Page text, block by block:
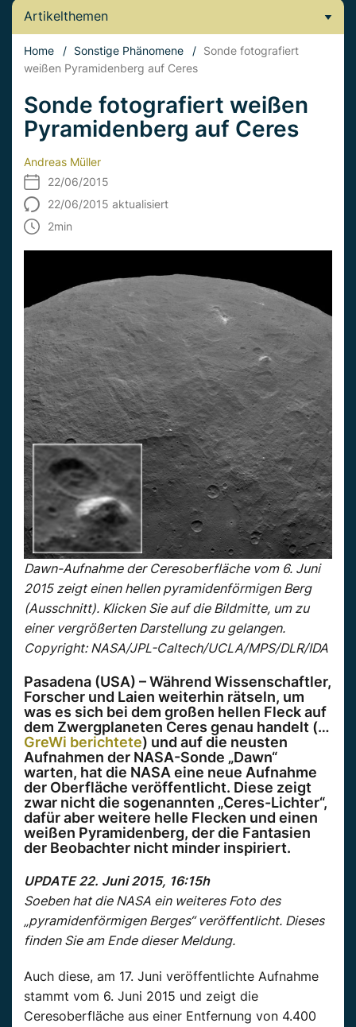
Artikelthemen
Home / Sonstige Phänomene / Sonde fotografiert
weißen Pyramidenberg auf Ceres
Sonde fotografiert weißen
Pyramidenberg auf Ceres
Andreas Müller
22/06/2015
22/06/2015 aktualisiert
2min
Dawn-Aufnahme der Ceresoberfläche vom 6. Juni
2015 zeigt einen hellen pyramidenförmigen Berg
(Ausschnitt). Klicken Sie auf die Bildmitte, um zu
einer vergrößerten Darstellung zu gelangen.
Copyright: NASA/JPL-Caltech/UCLA/MPS/DLR/IDA
Pasadena (USA) – Während Wissenschaftler,
Forscher und Laien weiterhin rätseln, um
was es sich bei dem großen hellen Fleck auf
dem Zwergplaneten Ceres genau handelt (…
GreWi berichtete) und auf die neusten
Aufnahmen der NASA-Sonde „Dawn“
warten, hat die NASA eine neue Aufnahme
der Oberfläche veröffentlicht. Diese zeigt
zwar nicht die sogenannten „Ceres-Lichter“,
dafür aber weitere helle Flecken und einen
weißen Pyramidenberg, der die Fantasien
der Beobachter nicht minder inspiriert.
UPDATE 22. Juni 2015, 16:15h
Soeben hat die NASA ein weiteres Foto des
„pyramidenförmigen Berges“ veröffentlicht. Dieses
finden Sie am Ende dieser Meldung.
Auch diese, am 17. Juni veröffentlichte Aufnahme
stammt vom 6. Juni 2015 und zeigt die
Ceresoberfläche aus einer Entfernung von 4.400